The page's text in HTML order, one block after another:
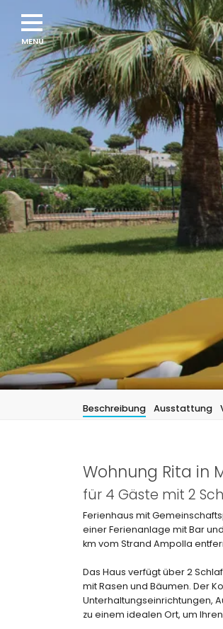
Beschreibung Ausstattung
Wohnung Rita in
für 4 Gäste mit 2
Ferienhaus mit
einer Ferienanlage mit Bar
km vom Strand Ampolla
Das Haus verfügt über 2
mit Rasen und Bäumen. Der
Unterhaltungseinrichtungen,
zu einem idealen Ort, um